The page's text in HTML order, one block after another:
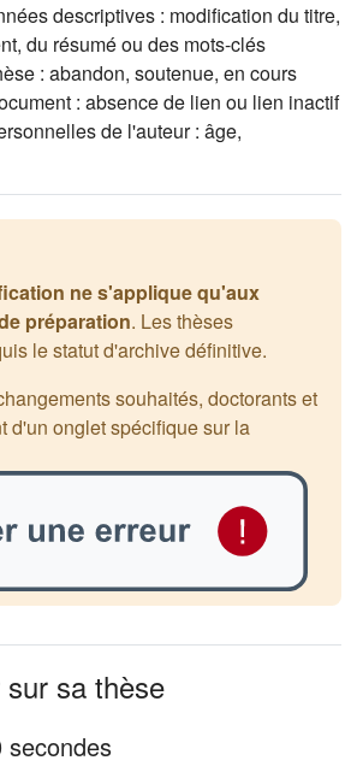
descriptives : modification du titre,
du résumé ou des mots-clés
: abandon, soutenue, en cours
: absence de lien ou lien inactif
de l'auteur : âge,
ne s'applique qu'aux
préparation. Les thèses
le statut d'archive définitive.
souhaités, doctorants et
d'un onglet spécifique sur la
sa thèse
secondes